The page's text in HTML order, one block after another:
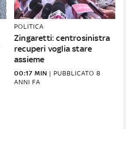
POLITICA
Zingaretti: centrosinistra
recuperi voglia stare
assieme
00:17 MIN | PUBBLICATO 8
ANNI FA